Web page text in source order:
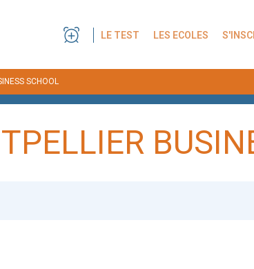
LE TEST LES ECOLES
SCHOOL